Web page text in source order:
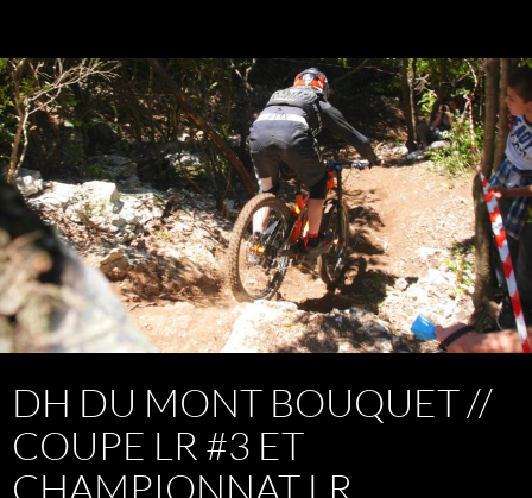
DH DU MONT BOUQUET //
COUPE LR #3 ET
CHAMPIONNAT LR